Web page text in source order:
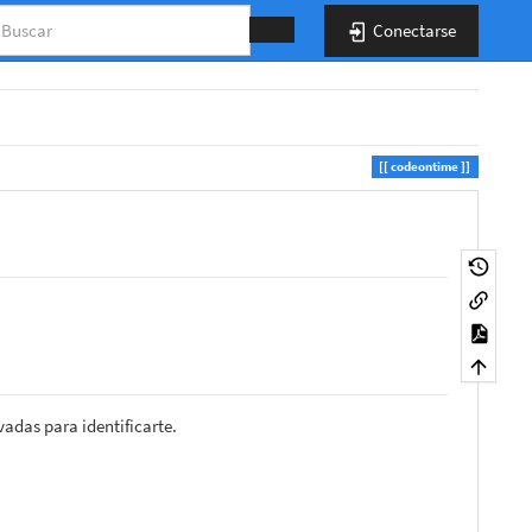
Conectarse
codeontime
para identificarte.